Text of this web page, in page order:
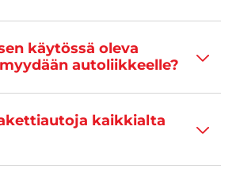
käytössä oleva
autoliikkeelle?
kaikkialta